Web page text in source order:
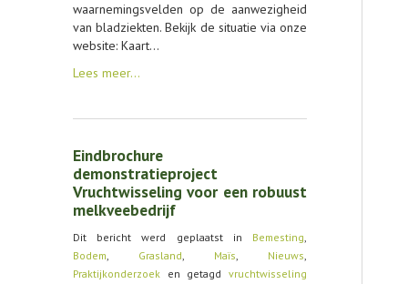
waarnemingsvelden op de aanwezigheid
van bladziekten. Bekijk de situatie via onze
website: Kaart…
Lees meer…
Eindbrochure
demonstratieproject
Vruchtwisseling voor een robuust
melkveebedrijf
Dit bericht werd geplaatst in Bemesting,
Bodem, Grasland, Maïs, Nieuws,
Praktijkonderzoek en getagd vruchtwisseling